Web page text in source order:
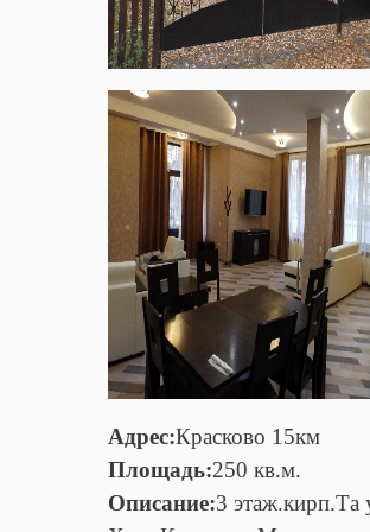
Адрес:Красково 15км
Площадь:250 кв.м.
Описание:3 этаж.кирп.Та